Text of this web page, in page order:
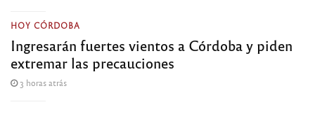
HOY CÓRDOBA
Ingresarán fuertes vientos a Córdoba y piden
extremar las precauciones
3 horas atrás